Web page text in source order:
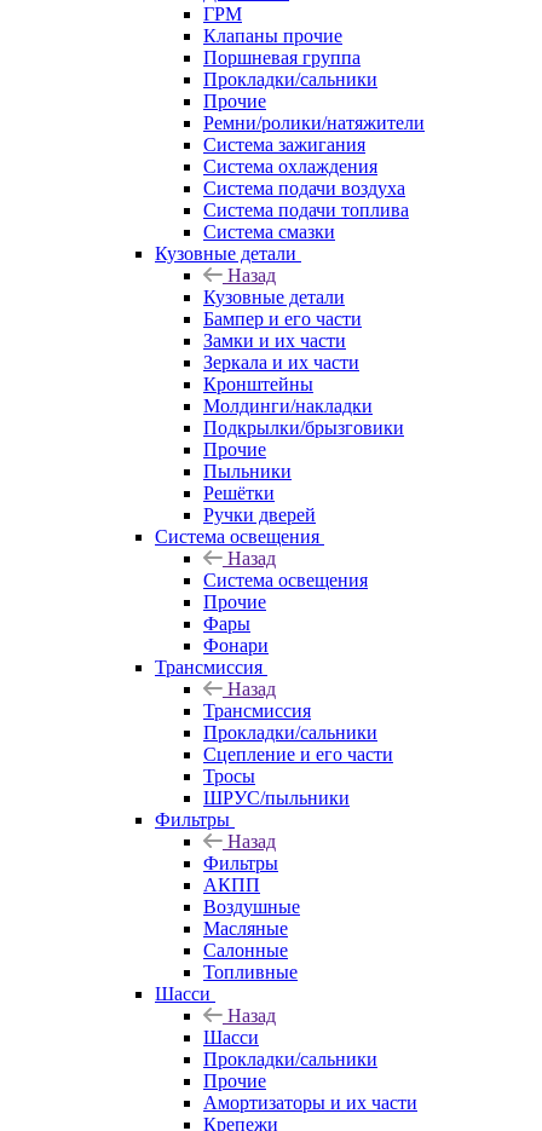
ГРМ
Клапаны прочие
Поршневая группа
Прокладки/сальники
Прочие
Ремни/ролики/натяжители
Система зажигания
Система охлаждения
Система подачи воздуха
Система подачи топлива
Система смазки
Кузовные детали
Назад
Кузовные детали
Бампер и его части
Замки и их части
Зеркала и их части
Кронштейны
Молдинги/накладки
Подкрылки/брызговики
Прочие
Пыльники
Решётки
Ручки дверей
Система освещения
Назад
Система освещения
Прочие
Фары
Фонари
Трансмиссия
Назад
Трансмиссия
Прокладки/сальники
Сцепление и его части
Тросы
ШРУС/пыльники
Фильтры
Назад
Фильтры
АКПП
Воздушные
Масляные
Салонные
Топливные
Шасси
Назад
Шасси
Прокладки/сальники
Прочие
Амортизаторы и их части
Крепежи